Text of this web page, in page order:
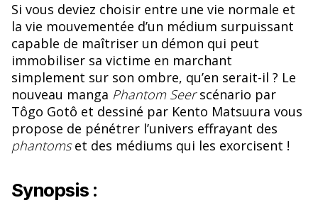
Si vous deviez choisir entre une vie normale et
la vie mouvementée d’un médium surpuissant
capable de maîtriser un démon qui peut
immobiliser sa victime en marchant
simplement sur son ombre, qu’en serait-il ? Le
nouveau manga Phantom Seerscénario par
Tôgo Gotô et dessiné par Kento Matsuura vous
propose de pénétrer l’univers effrayant des
phantomset des médiums qui les exorcisent !
Synopsis :